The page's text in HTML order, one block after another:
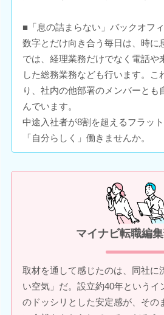
■「息の詰まらない」バックオフ
数字とだけ向き合う毎日は、時に
では、経理業務だけでなく電話や
した総務業務なども行います。こ
り、社内の他部署のメンバーとも
んでいます。
中途入社者が8割を超えるフラッ
「自分らしく」働きませんか。
マイナビ転職編
取材を通して感じたのは、同社に
い空気」だ。設立約40年というイ
のドッシリとした安定感が、その